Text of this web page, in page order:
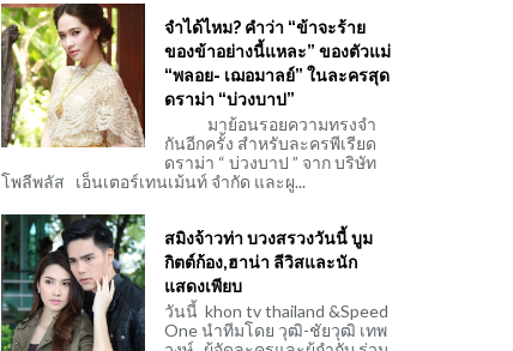
จำได้ไหม? คำว่า “ข้าจะร้าย
ของข้าอย่างนี้แหละ” ของตัวแม่
“พลอย- เฌอมาลย์” ในละครสุด
ดราม่า “บ่วงบาป”
มาย้อนรอยความทรงจำ
กันอีกครั้ง สำหรับละครพีเรียด
ดราม่า “ บ่วงบาป ” จาก บริษัท
โพลีพลัส เอ็นเตอร์เทนเม้นท์ จำกัด และผู...
สมิงจ้าวท่า บวงสรวงวันนี้ บูม
กิตต์ก้อง,ฮาน่า ลีวิสและนัก
แสดงเพียบ
วันนี้ khon tv thailand &Speed
One นำทีมโดย วุฒิ-ชัยวุฒิ เทพ